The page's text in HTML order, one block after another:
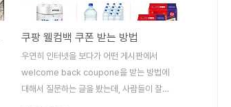
쿠팡 웰컴백 쿠폰 받는 방법
우연히 인터넷을 보다가 어떤 게시판에서
welcome back coupone을 받는 방법에
대해서 질문하는 글을 봤는데, 사람들이 잘못